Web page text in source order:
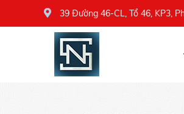
39 Đường 46-CL, Tổ 46, KP3,